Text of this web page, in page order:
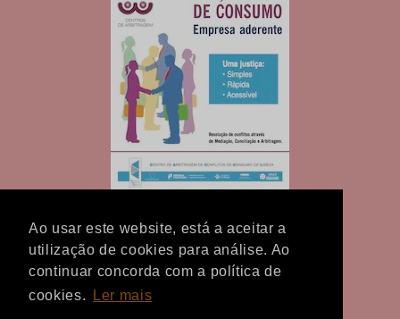
Ao usar este website, está a aceitar a
utilização de cookies para análise. Ao
continuar concorda com a política de
cookies.
Ler mais
Facebook